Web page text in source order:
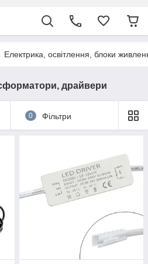
Електрика, освітлення, блоки
драйвери
0 Фільтри